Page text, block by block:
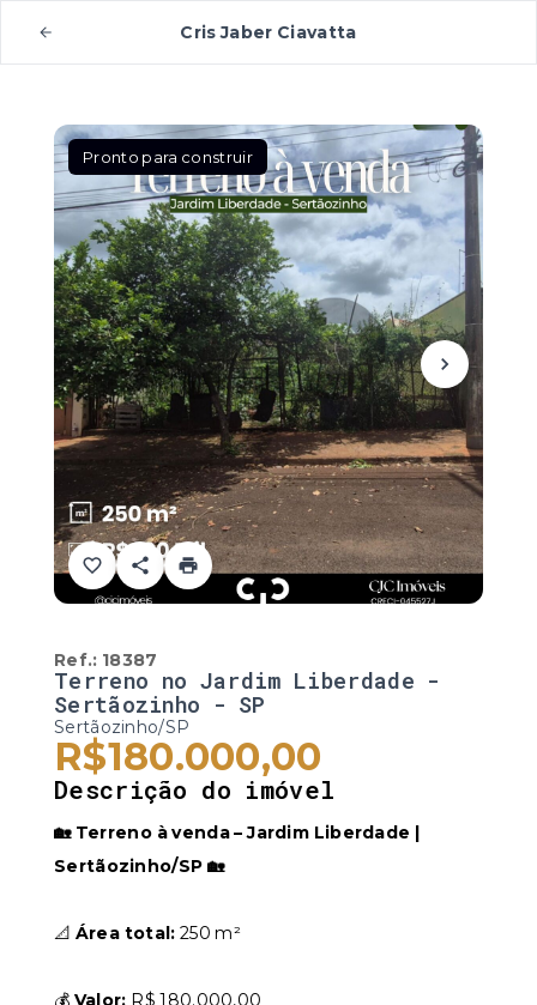
Cris Jaber Ciavatta
Pronto para construir
Ref.: 18387
Terreno no Jardim Liberdade -
Sertãozinho - SP
Sertãozinho/SP
R$180.000,00
Descrição do imóvel
🏡 Terreno à venda – Jardim Liberdade |
Sertãozinho/SP 🏡
📐 Área total: 250 m²
💰 Valor: R$ 180.000,00